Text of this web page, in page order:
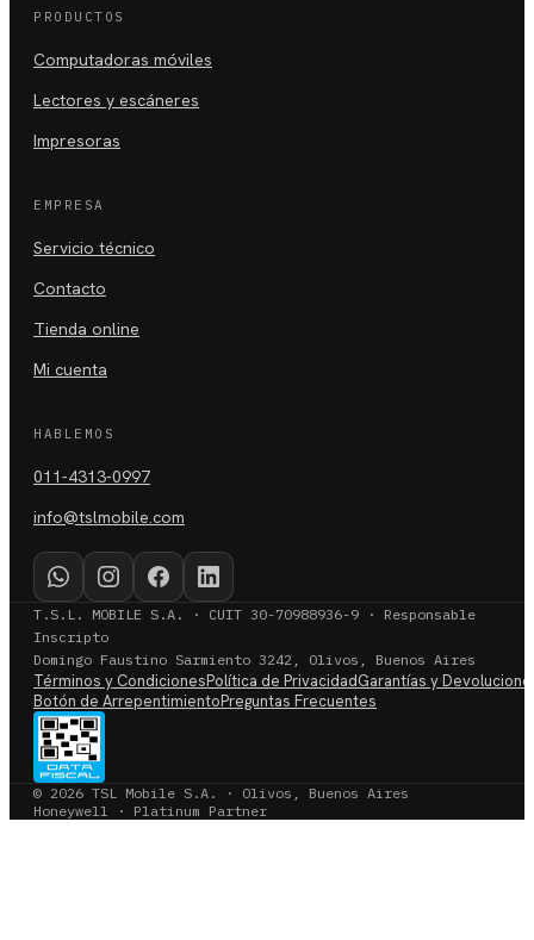
PRODUCTOS
Computadoras móviles
Lectores y escáneres
Impresoras
EMPRESA
Servicio técnico
Contacto
Tienda online
Mi cuenta
HABLEMOS
011-4313-0997
info@tslmobile.com
T.S.L. MOBILE S.A. · CUIT 30-70988936-9 · Responsable
Inscripto
Domingo Faustino Sarmiento 3242, Olivos, Buenos Aires
Términos y CondicionesPolítica de PrivacidadGarantías y
Botón de ArrepentimientoPreguntas Frecuentes
© 2026 TSL Mobile S.A. · Olivos, Buenos Aires
Honeywell · Platinum Partner